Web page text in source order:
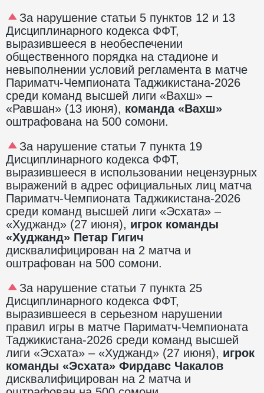
За нарушение статьи 5 пунктов 12 и 13
Дисциплинарного кодекса ФФТ,
выразившееся в необеспечении
общественного порядка на стадионе и
невыполнении условий регламента в матче
Париматч-Чемпионата Таджикистана-2026
среди команд высшей лиги «Вахш» –
«Равшан» (13 июня), команда «Вахш»
оштрафована на 500 сомони.
За нарушение статьи 7 пункта 19
Дисциплинарного кодекса ФФТ,
выразившееся в использовании нецензурных
выражений в адрес официальных лиц матча
Париматч-Чемпионата Таджикистана-2026
среди команд высшей лиги «Эсхата» –
«Худжанд» (27 июня), игрок команды
«Худжанд» Петар Гигич
дисквалифицирован на 2 матча и
оштрафован на 500 сомони.
За нарушение статьи 7 пункта 25
Дисциплинарного кодекса ФФТ,
выразившееся в серьезном нарушении
правил игры в матче Париматч-Чемпионата
Таджикистана-2026 среди команд высшей
лиги «Эсхата» – «Худжанд» (27 июня), игрок
команды «Эсхата» Фирдавс Чакалов
дисквалифицирован на 2 матча и